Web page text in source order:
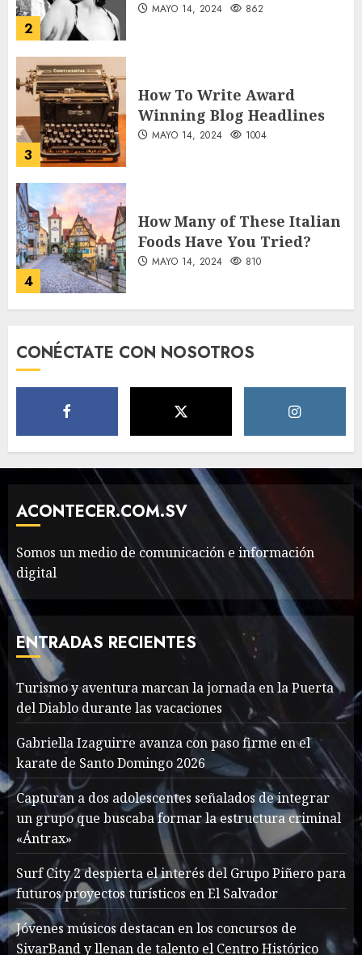
2
MAYO 14, 2024 862
3
How To Write Award
Winning Blog Headlines
MAYO 14, 2024 1004
4
How Many of These Italian
Foods Have You Tried?
MAYO 14, 2024 810
Classic Cars in a Retro
The full story of
Thailand’s extraordinary
cave rescue
MAYO 14, 2024 1002
7
Valentino Goes
Deliberately Feminine for
Fall 2018
MAYO 16, 2024 765
1
Searching for the
forgotten heroes of World
War Two
MAYO 14, 2024 860
2
What’s Scarier Than the
Sex Talk? Its About Weight
MAYO 14, 2024 862
CONÉCTATE CON NOSOTROS
ACONTECER.COM.SV
Somos un medio de comunicación e información
digital
ENTRADAS RECIENTES
Turismo y aventura marcan la jornada en la Puerta
del Diablo durante las vacaciones
Gabriella Izaguirre avanza con paso firme en el
karate de Santo Domingo 2026
Capturan a dos adolescentes señalados de integrar
un grupo que buscaba formar la estructura criminal
«Ántrax»
Surf City 2 despierta el interés del Grupo Piñero para
futuros proyectos turísticos en El Salvador
Jóvenes músicos destacan en los concursos de
SivarBand y llenan de talento el Centro Histórico